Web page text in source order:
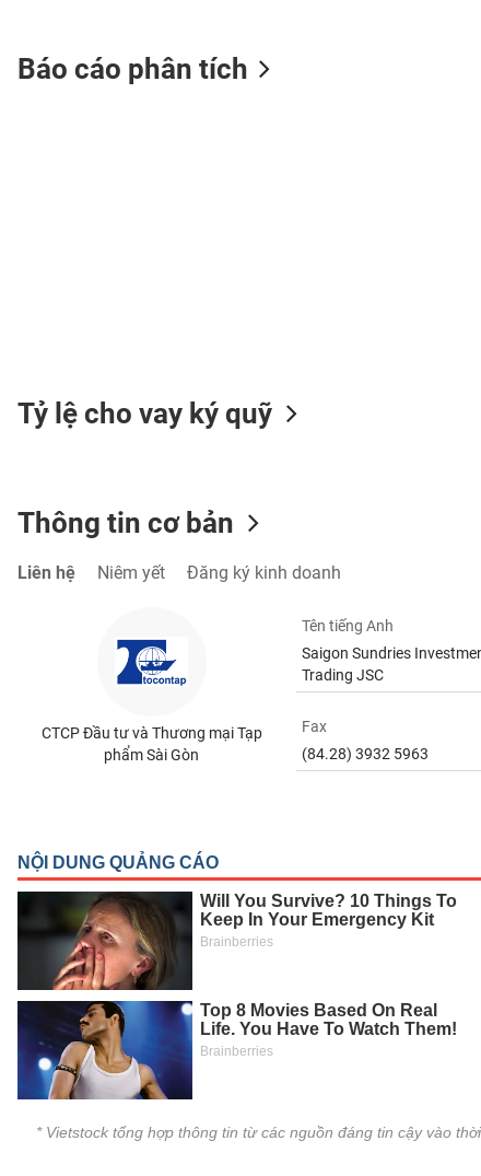
Báo cáo phân tích
Tỷ lệ cho vay ký quỹ
Thông tin cơ bản
Liên hệ Niêm yết Đăng ký kinh doanh
CTCP Đầu tư và Thương mại Tạp
phẩm Sài Gòn
Tên tiếng Anh
Saigon Sundries
Trading JSC
Fax
(84.28) 3932 5963
* Vietstock tổng hợp thông tin từ các nguồn đáng tin cậy vào
LIỆU
DÙNG
YẾU
SỨC
TÀI
CHÍNH
CÔNG
NGHỆ
THÔNG
TIN